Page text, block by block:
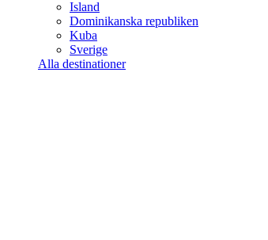
Island
Dominikanska republiken
Kuba
Sverige
Alla destinationer